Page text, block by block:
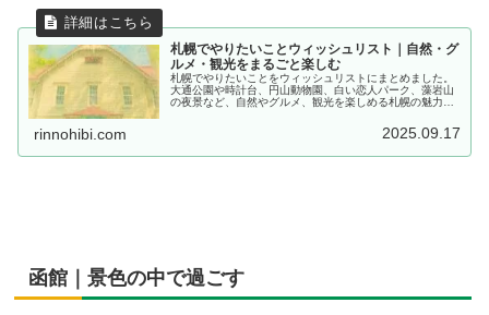
札幌でやりたいことウィッシュリスト｜自然・グ
ルメ・観光をまるごと楽しむ
札幌でやりたいことをウィッシュリストにまとめました。
大通公園や時計台、円山動物園、白い恋人パーク、藻岩山
の夜景など、自然やグルメ、観光を楽しめる札幌の魅力を
rinnohibi.com 2025.09.17
函館｜景色の中で過ごす